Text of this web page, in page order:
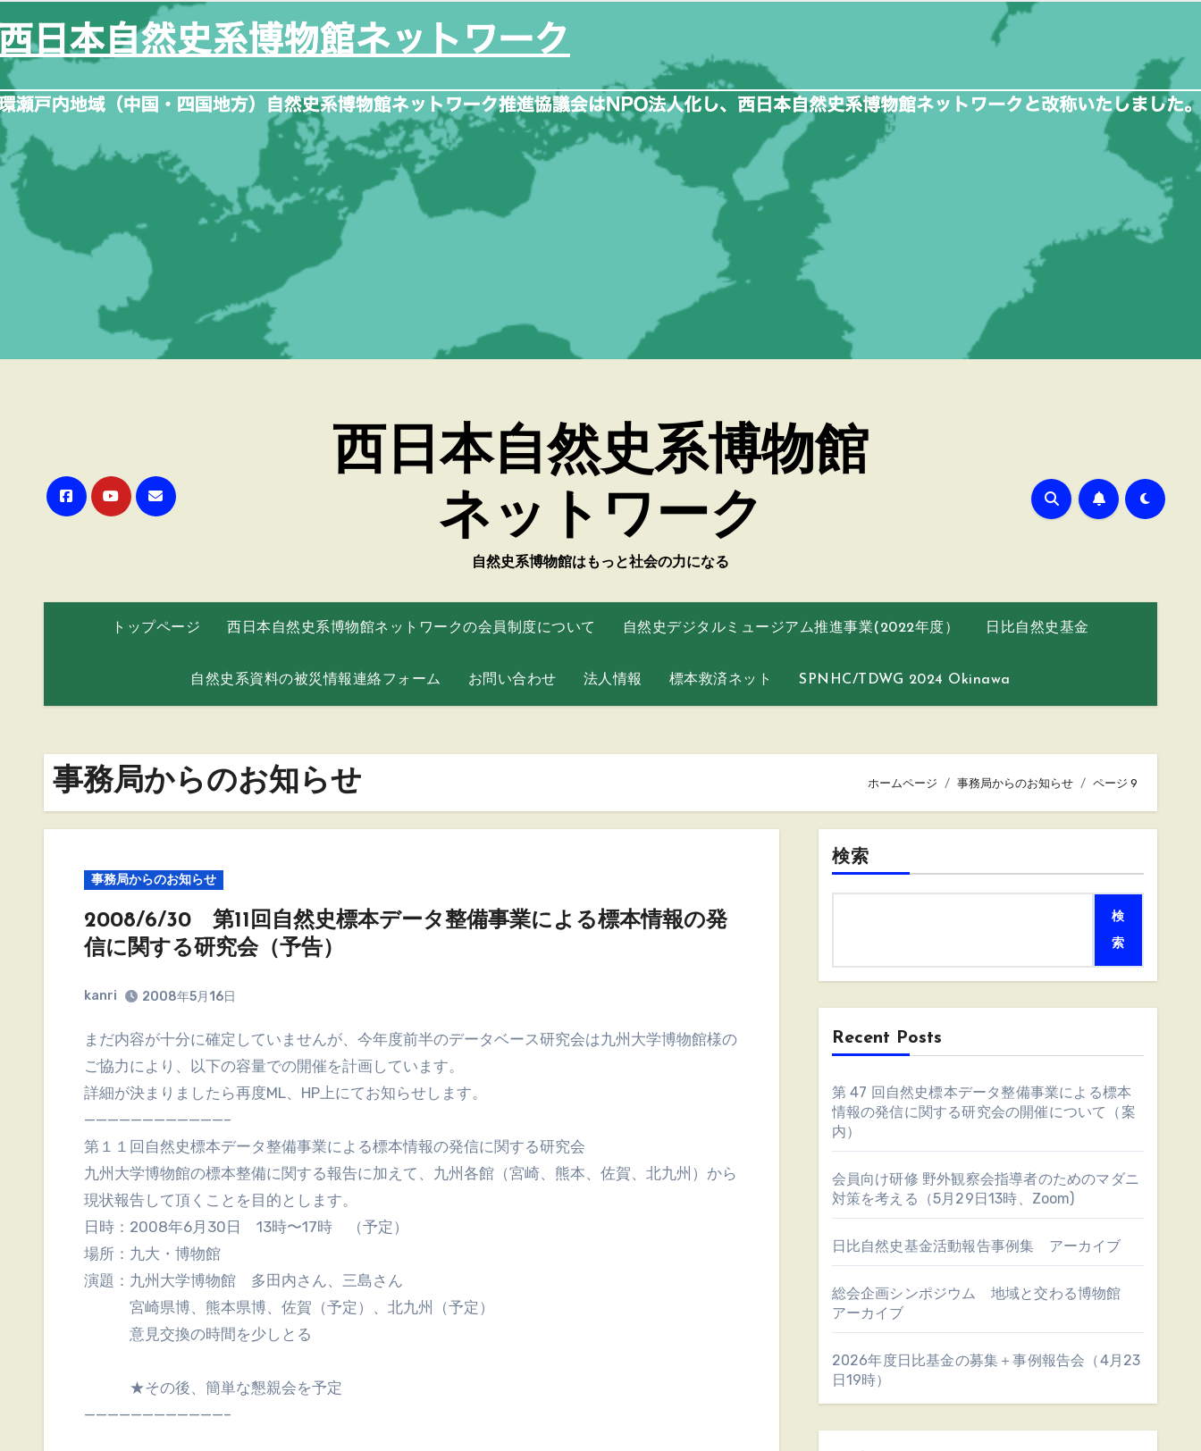
容
を
ス
キ
ッ
プ
西日本自然史系博物館
ネットワーク
自然史系博物館はもっと社会の力になる
トップページ 西日本自然史系博物館ネットワークの会員制度について 自然史デジタルミュージアム推進事業(2022年度） 日比自然史基金
自然史系資料の被災情報連絡フォーム お問い合わせ 法人情報 標本救済ネット SPNHC/TDWG 2024 Okinawa
事務局からのお知らせ ホームページ 事務局からのお知らせ ページ 9
事務局からのお知らせ
2008/6/30 第11回自然史標本データ整備事業による標本情報の発
信に関する研究会（予告）
kanri 2008年5月16日
まだ内容が十分に確定していませんが、今年度前半のデータベース研究会は九州大学博物館様の
ご協力により、以下の容量での開催を計画しています。
詳細が決まりましたら再度ML、HP上にてお知らせします。
————————————–
第１１回自然史標本データ整備事業による標本情報の発信に関する研究会
九州大学博物館の標本整備に関する報告に加えて、九州各館（宮崎、熊本、佐賀、北九州）から
現状報告して頂くことを目的とします。
日時：2008年6月30日 13時〜17時 （予定）
場所：九大・博物館
演題：九州大学博物館 多田内さん、三島さん
宮崎県博、熊本県博、佐賀（予定）、北九州（予定）
意見交換の時間を少しとる
★その後、簡単な懇親会を予定
————————————–
検索
検
索
Recent Posts
第 47 回自然史標本データ整備事業による標本
情報の発信に関する研究会の開催について（案
内）
会員向け研修 野外観察会指導者のためのマダニ
対策を考える（5月29日13時、Zoom)
日比自然史基金活動報告事例集 アーカイブ
総会企画シンポジウム 地域と交わる博物館
アーカイブ
2026年度日比基金の募集＋事例報告会（4月23
日19時）